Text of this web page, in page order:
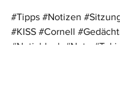
#Tipps #Notizen
#KISS #Cornell
#Notizblock
#Note